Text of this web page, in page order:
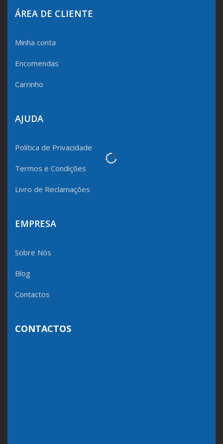
ÁREA DE CLIENTE
Minha conta
Encomendas
Carrinho
AJUDA
Política de Privacidade
Termos e Condições
Livro de Reclamações
EMPRESA
Sobre Nós
Blog
Contactos
CONTACTOS